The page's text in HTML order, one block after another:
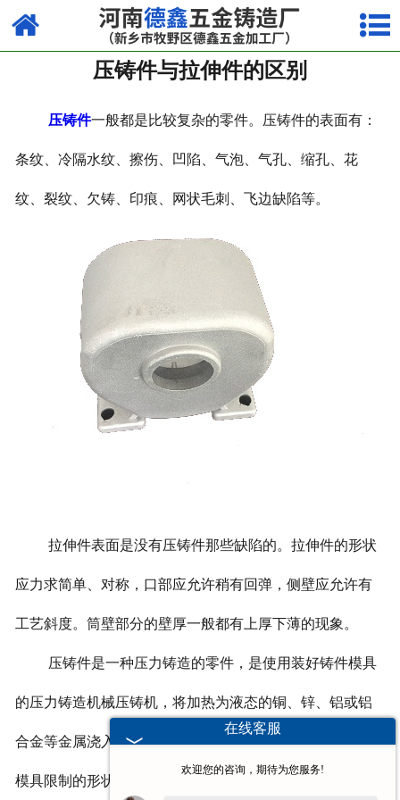
网站首页
走进我们
产品中心
荣誉资质
厂容厂貌
压铸件与拉伸件的区别
压铸件一般都是比较复杂的零件。压铸件的表面有：
条纹、冷隔水纹、擦伤、凹陷、气泡、气孔、缩孔、花
纹、裂纹、欠铸、印痕、网状毛刺、飞边缺陷等。
拉伸件表面是没有压铸件那些缺陷的。拉伸件的形状
应力求简单、对称，口部应允许稍有回弹，侧壁应允许有
工艺斜度。筒壁部分的壁厚一般都有上厚下薄的现象。
压铸件是一种压力铸造的零件，是使用装好铸件模具
的压力铸造机械压铸机，将加热为液态的铜、锌、铝或铝
合金等金属浇入压铸机的入料口，经压铸机压铸，铸造出
模具限制的形状和尺寸的铜、锌、铝零件或铝合金零件，
在线客服
欢迎您的咨询，期待为您服务!